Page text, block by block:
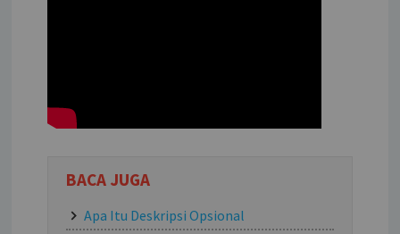
BACA JUGA
Apa Itu Deskripsi Opsional